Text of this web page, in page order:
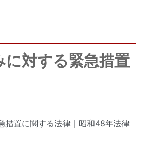
に対する緊急措置
措置に関する法律｜昭和48年法律